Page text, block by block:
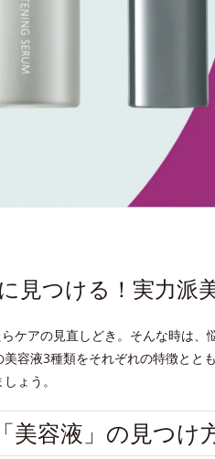
見つける！実力派
ケアの見直しどき。そんな時は、
容液3種類をそれぞれの特徴とと
ょう。
美容液」の見つけ